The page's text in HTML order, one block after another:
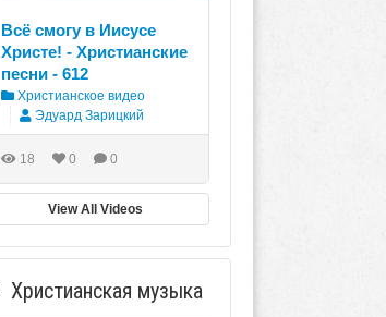
Всё смогу в Иисусе
Христе! - Христианские
песни - 612
Христианское видео
Эдуард Зарицкий
18 0 0
View All Videos
Христианская музыка